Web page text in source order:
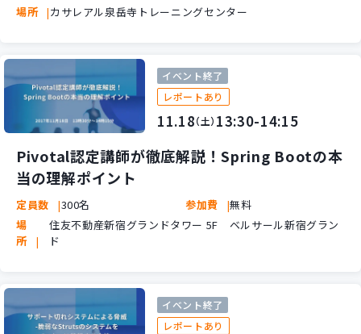
場所
カサレアル泉岳寺トレーニングセンター
イベント終了
レポートあり
11.18（土） 13:30-14:15
Pivotal認定講師が徹底解説！Spring Bootの本
当の理解ポイント
定員数 300名 参加費
無料
場
所
住友不動産新宿グランドタワー 5F ベルサール新宿グラン
ド
イベント終了
レポートあり